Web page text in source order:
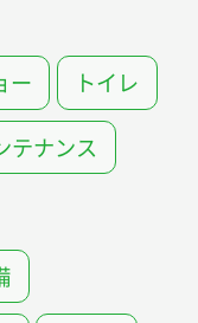
ー トイレ
テナンス